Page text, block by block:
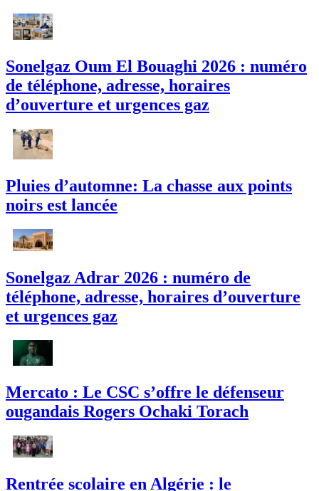
Sonelgaz Oum El Bouaghi 2026 : numéro
de téléphone, adresse, horaires
d’ouverture et urgences gaz
Pluies d’automne: La chasse aux points
noirs est lancée
Sonelgaz Adrar 2026 : numéro de
téléphone, adresse, horaires d’ouverture
et urgences gaz
Mercato : Le CSC s’offre le défenseur
ougandais Rogers Ochaki Torach
Rentrée scolaire en Algérie : le